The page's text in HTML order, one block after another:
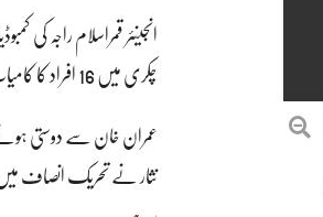
انجینئر قمراسلام راجہ کی
چکری میں 16 افراد کا کامیاب ریسکیو
عمران خان سے دوستی
نثار نے تحریک انصاف